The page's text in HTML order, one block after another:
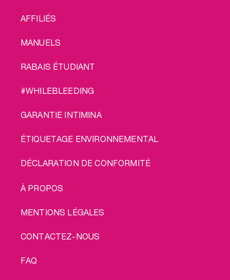
AFFILIÉS
MANUELS
RABAIS ÉTUDIANT
#WHILEBLEEDING
GARANTIE INTIMINA
ÉTIQUETAGE ENVIRONNEMENTAL
DÉCLARATION DE CONFORMITÉ
LEGAL
À PROPOS
MENTIONS LÉGALES
CONTACTEZ-NOUS
FAQ